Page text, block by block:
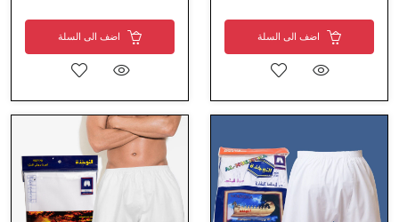
اضف الى السلة اضف الى السلة